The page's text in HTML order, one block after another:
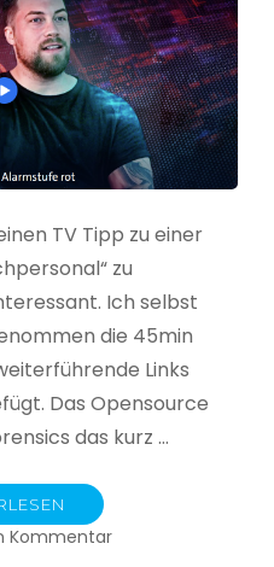
TV Tipp zu einer
zu
Ich selbst
die 45min
Links
Das Opensource
das kurz …
Kommentarzu